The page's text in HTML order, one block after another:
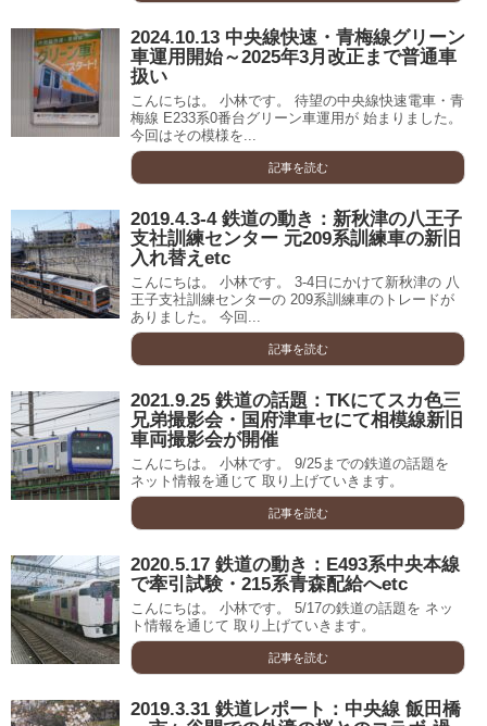
2024.10.13 中央線快速・青梅線グリーン
車運用開始～2025年3月改正まで普通車
扱い
こんにちは。 小林です。 待望の中央線快速電車・青
梅線 E233系0番台グリーン車運用が 始まりました。
今回はその模様を...
記事を読む
2019.4.3-4 鉄道の動き：新秋津の八王子
支社訓練センター 元209系訓練車の新旧
入れ替えetc
こんにちは。 小林です。 3-4日にかけて新秋津の 八
王子支社訓練センターの 209系訓練車のトレードが
ありました。 今回...
記事を読む
2021.9.25 鉄道の話題：TKにてスカ色三
兄弟撮影会・国府津車セにて相模線新旧
車両撮影会が開催
こんにちは。 小林です。 9/25までの鉄道の話題を
ネット情報を通じて 取り上げていきます。
記事を読む
2020.5.17 鉄道の動き：E493系中央本線
で牽引試験・215系青森配給へetc
こんにちは。 小林です。 5/17の鉄道の話題を ネッ
ト情報を通じて 取り上げていきます。
記事を読む
2019.3.31 鉄道レポート：中央線 飯田橋